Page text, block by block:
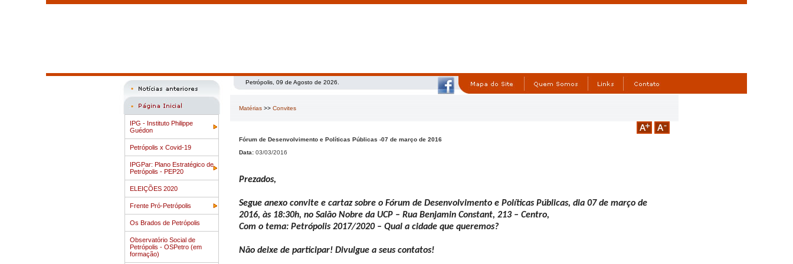
IPG - Instituto Philippe
Guédon
Petrópolis x Covid-19
IPGPar: Plano Estratégico de
Petrópolis - PEP20
ELEIÇÕES 2020
Frente Pró-Petrópolis
Os Brados de Petrópolis
Observatório Social de
Petrópolis - OSPetro (em
formação)
Petrópolis, 09 de Agosto de 2026.
Matérias >> Convites
Fórum de Desenvolvimento e Políticas Públicas -07 de março de 2016
Data: 03/03/2016
Prezados,
Segue anexo convite e cartaz sobre o Fórum de Desenvolvimento e Políticas Públicas, dia 07 de março de
2016, às 18:30h, no Salão Nobre da UCP – Rua Benjamin Constant, 213 – Centro,
Com o tema: Petrópolis 2017/2020 – Qual a cidade que queremos?
Não deixe de participar! Divulgue a seus contatos!